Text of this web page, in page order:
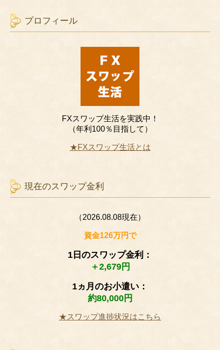
プロフィール
FXスワップ生活を実践中！
（年利100％目指して）
★FXスワップ生活とは
現在のスワップ金利
（2026.08.08現在）
資金126万円で
1日のスワップ金利：
＋2,679円
1ヵ月のお小遣い：
約80,000円
★スワップ進捗状況はこちら